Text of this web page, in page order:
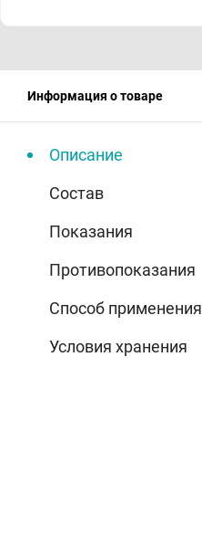
Информация о товаре
Описание
Состав
Показания
Противопоказания
Способ применения
Условия хранения